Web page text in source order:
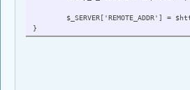
$_SERVER['REMOTE_ADDR'] =
}